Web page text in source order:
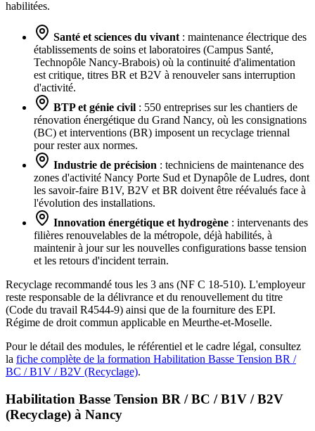
habilitées.
Santé et sciences du vivant : maintenance électrique des
établissements de soins et laboratoires (Campus Santé,
Technopôle Nancy-Brabois) où la continuité d'alimentation
est critique, titres BR et B2V à renouveler sans interruption
d'activité.
BTP et génie civil : 550 entreprises sur les chantiers de
rénovation énergétique du Grand Nancy, où les consignations
(BC) et interventions (BR) imposent un recyclage triennal
pour rester aux normes.
Industrie de précision : techniciens de maintenance des
zones d'activité Nancy Porte Sud et Dynapôle de Ludres, dont
les savoir-faire B1V, B2V et BR doivent être réévalués face à
l'évolution des installations.
Innovation énergétique et hydrogène : intervenants des
filières renouvelables de la métropole, déjà habilités, à
maintenir à jour sur les nouvelles configurations basse tension
et les retours d'incident terrain.
Recyclage recommandé tous les 3 ans (NF C 18-510). L'employeur
reste responsable de la délivrance et du renouvellement du titre
(Code du travail R4544-9) ainsi que de la fourniture des EPI.
Régime de droit commun applicable en Meurthe-et-Moselle.
Pour le détail des modules, le référentiel et le cadre légal, consultez
la fiche complète de la formation Habilitation Basse Tension BR /
BC / B1V / B2V (Recyclage).
Habilitation Basse Tension BR / BC / B1V / B2V
(Recyclage) à Nancy